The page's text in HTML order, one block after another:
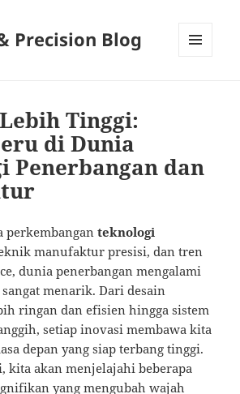
Precision Blog
Tinggi:
di Dunia
Penerbangan dan
perkembanganteknologi
manufaktur presisi, dan tren
dunia penerbangan mengalami
menarik. Dari desain
ringan dan efisien hingga sistem
setiap inovasi membawa kita
depan yang siap terbang tinggi.
kita akan menjelajahi beberapa
yang mengubah wajah